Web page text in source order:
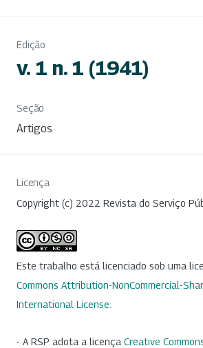
Edição
v. 1 n. 1 (1941)
Seção
Artigos
Licença
Copyright (c) 2022 Revista do Serviço
Este trabalho está licenciado sob uma
Commons Attribution-NonCommercial-
International License
- A RSP adota a licença Creative